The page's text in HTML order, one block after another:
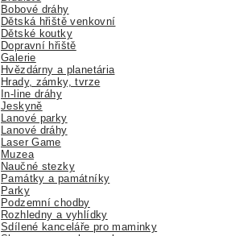
Bobové dráhy
Dětská hřiště venkovní
Dětské koutky
Dopravní hřiště
Galerie
Hvězdárny a planetária
Hrady, zámky, tvrze
In-line dráhy
Jeskyně
Lanové parky
Lanové dráhy
Laser Game
Muzea
Naučné stezky
Památky a památníky
Parky
Podzemní chodby
Rozhledny a vyhlídky
Sdílené kanceláře pro maminky